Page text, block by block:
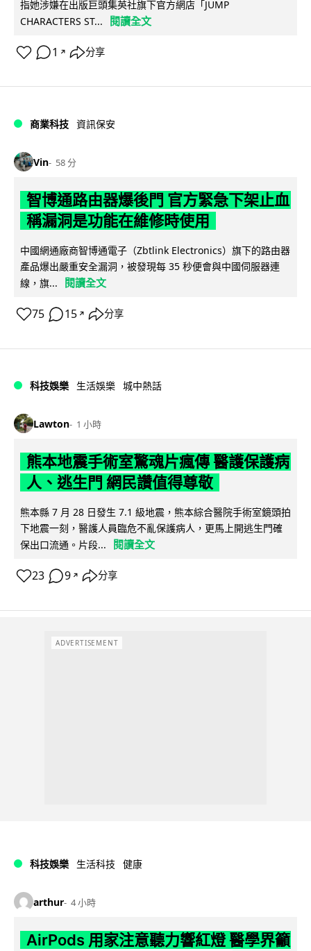
指她涉嫌在出版巨頭集英社旗下官方網店「JUMP
CHARACTERS ST...
閱讀全文
1 ↗ 分享
商業科技 資訊保安
Vin 58 分
智博通路由器爆後門 官方緊急下架止血
稱漏洞是功能在維修時使用
中國網通廠商智博通電子（Zbtlink Electronics）旗下的路由器
產品爆出嚴重安全漏洞，被發現每 35 秒便會與中國伺服器連
線，旗...
閱讀全文
75 15 ↗ 分享
科技娛樂 生活娛樂 城中熱話
Lawton 1 小時
熊本地震手術室驚魂片瘋傳 醫護保護病
人、逃生門 網民讚值得尊敬
熊本縣 7 月 28 日發生 7.1 級地震，熊本綜合醫院手術室鏡頭拍
下地震一刻，醫護人員臨危不亂保護病人，更馬上開逃生門確
保出口流通。片段...
閱讀全文
23 9 ↗ 分享
ADVERTISEMENT
科技娛樂 生活科技 健康
arthur 4 小時
AirPods 用家注意聽力響紅燈 醫學界籲